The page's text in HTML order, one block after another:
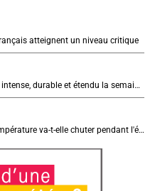
atteignent un niveau critique
Cinquième canicule de l’été : un épisode intense, durable et étendu la semaine prochaine
Eclipse J-6 : de combien de degrés la température va-t-elle chuter pendant l'éclipse du 12 août ?